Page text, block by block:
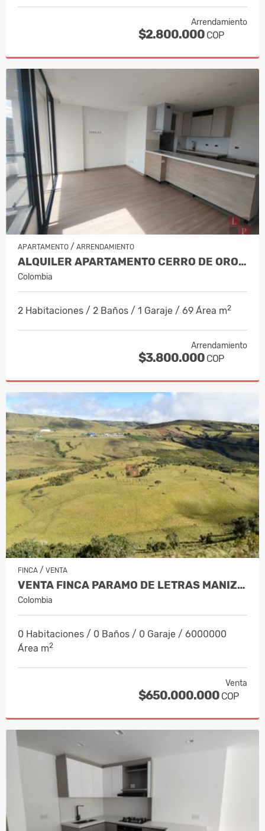
Arrendamiento
$2.800.000 COP
APARTAMENTO / ARRENDAMIENTO
ALQUILER APARTAMENTO CERRO DE ORO,…
Colombia
2 Habitaciones / 2 Baños / 1 Garaje / 69 Área m2
Arrendamiento
$3.800.000 COP
FINCA / VENTA
VENTA FINCA PARAMO DE LETRAS MANIZAL…
Colombia
0 Habitaciones / 0 Baños / 0 Garaje / 6000000
Área m2
Venta
$650.000.000 COP